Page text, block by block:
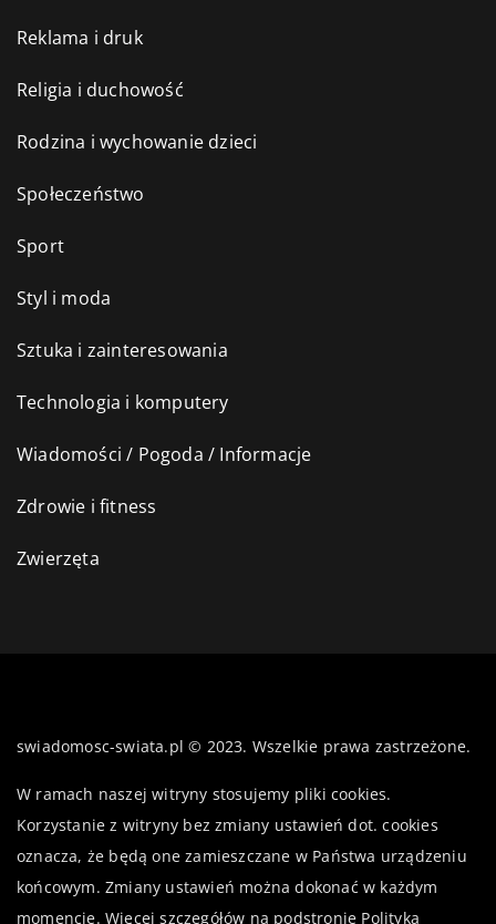
Reklama i druk
Religia i duchowość
Rodzina i wychowanie dzieci
Społeczeństwo
Sport
Styl i moda
Sztuka i zainteresowania
Technologia i komputery
Wiadomości / Pogoda / Informacje
Zdrowie i fitness
Zwierzęta
swiadomosc-swiata.pl © 2023. Wszelkie prawa zastrzeżone.
W ramach naszej witryny stosujemy pliki cookies.
Korzystanie z witryny bez zmiany ustawień dot. cookies
oznacza, że będą one zamieszczane w Państwa urządzeniu
końcowym. Zmiany ustawień można dokonać w każdym
momencie. Więcej szczegółów na podstronie Polityka